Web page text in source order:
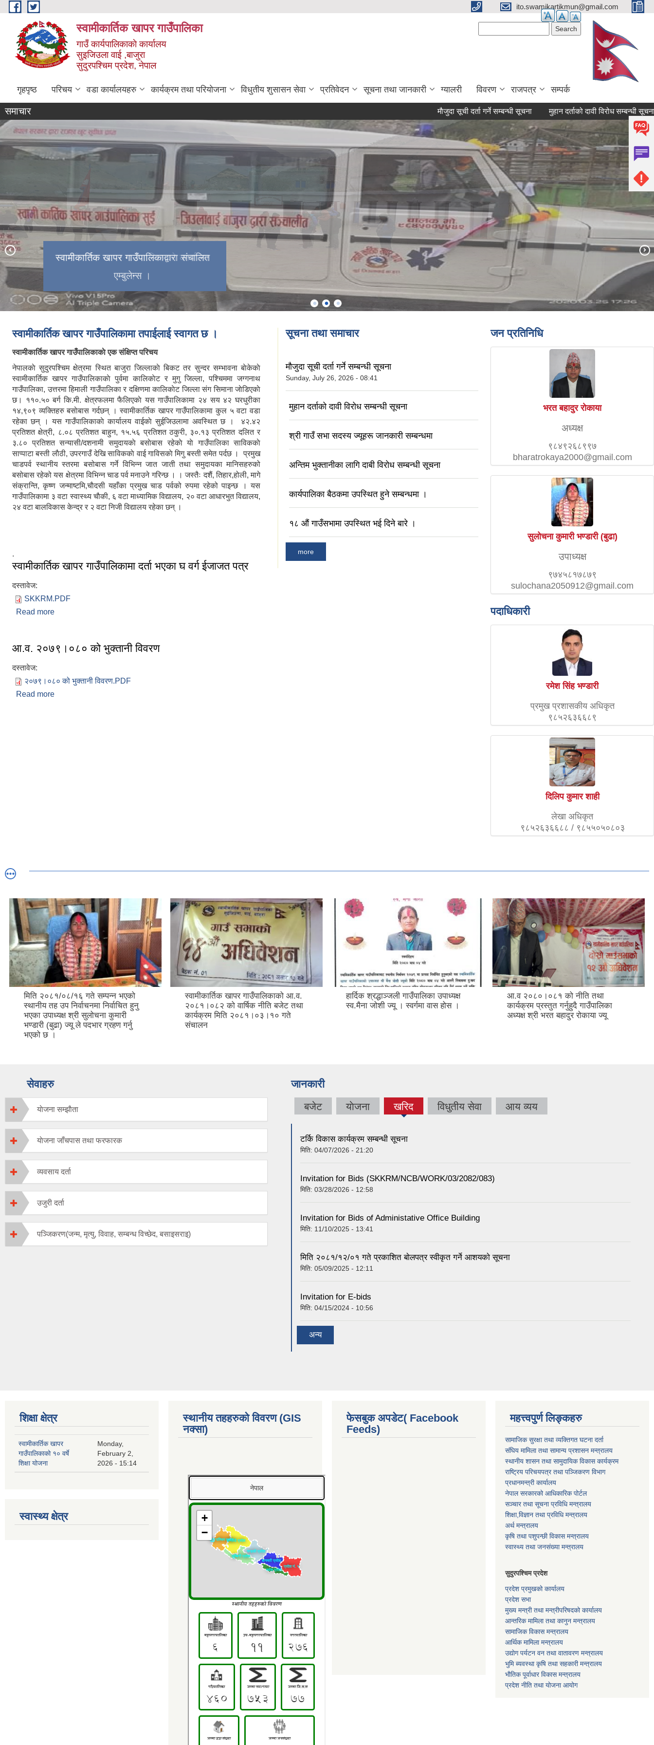
Skip to main content ito.swamikartikmun@gmail.com
स्वामीकार्तिक खापर गाउँपालिका
गाउँ कार्यपालिकाकाे कार्यालय
सुइजिउला वाई ,बाजुरा
सुदुरपश्चिम प्रदेश, नेपाल
गृहपृष्ठ परिचय वडा कार्यालयहरु कार्यक्रम तथा परियोजना विधुतीय शुसासन सेवा प्रतिवेदन सूचना तथा जानकारी ग्यालरी विवरण राजपत्र सम्पर्क
समाचार माैजुदा सूची दर्ता गर्ने सम्बन्धी सूचना मुहान दर्ताको दावी विरोध सम्बन्धी सूचना
स्वामीकार्तिक खापर गाउँपाालिकाकाे कार्यालय
।
स्वामीकार्तिक खापर गाउँपालिकाद्वारा संचालित
एम्बुलेन्स ।
स्वामीकार्तिक खापर गाउँपालिकामा तपाईलाई स्वागत छ ।
स्वामीकार्तिक खापर गाउँपालिकाकाे एक संक्षिप्त परिचय
नेपालकाे सुदुरपश्चिम क्षेत्रमा स्थित बाजुरा जिल्लाकाे बिकट तर सुन्दर सम्भावना बाेकेकाे
स्वामीकार्तिक खापर गाउँपालिकाकाे पुर्वमा कालिकाेट र मुगु जिल्ला, पश्चिममा जग्गनाथ
गाउँपालिका, उत्तरमा हिमाली गाउँपालिका र दक्षिणमा कालिकाेट जिल्ला संग सिमाना जाेडिएकाे
छ। ११०.५० बर्ग कि.मी. क्षेत्रफलमा फैलिएकाे यस गाउँपालिकामा २४ सय ४२ घरधुरीका
१४,९०९ व्यक्तिहरु बसाेबास गर्दछन् । स्वामीकार्तिक खापर गाउँपालिकामा कुल ५ वटा वडा
रहेका छन् । यस गाउँपालिकाकाे कार्यालय वाईकाे सुईजिउलामा अवस्थित छ । ४२.४२
प्रतिशत क्षेत्री, ८.०८ प्रतिशत बाहुन, १५.५६ प्रतिशत ठकुरी, ३०.१३ प्रतिशत दलित र
३.८० प्रतिशत सन्यासी/दशनामी समुदायकाे बसाेबास रहेकाे याे गाउँपालिका साविककाे
साप्पाटा बस्ती लाैठी, उपरगाउँ देखि साविककाे वाई गाविसकाे मिगु बस्ती समेत पर्दछ । प्रमुख
चाडपर्व स्थानीय स्तरमा बसोबास गर्ने विभिन्न जात जाती तथा समुदायका मानिसहरुको
बसोबास रहेको यस क्षेत्रमा विभिन्न चाड पर्व मनाउने गरिन्छ । । जस्तैः दशैं, तिहार,होली, मागे
संक्रान्ति, कृष्ण जन्माष्टमि,चाैदसी यहाँका प्रमुख चाड पर्वको रुपमा रहेको पाइन्छ । यस
गाउँपालिकामा ३ वटा स्वास्थ्य चाैकी, ६ वटा माध्यामिक विद्यालय, २० वटा आधारभुत विद्यालय,
२४ वटा बालविकास केन्द्र र २ वटा निजी विद्यालय रहेका छन् ।
‍.
स्वामीकार्तिक खापर गाउँपालिकामा दर्ता भएका घ वर्ग ईजाजत पत्र
दस्तावेज:
SKKRM.PDF
Read more
आ.व. २०७९।०८० को भुक्तानी विवरण
दस्तावेज:
२०७९।०८० को भुक्तानी विवरण.PDF
Read more
सूचना तथा समाचार
माैजुदा सूची दर्ता गर्ने सम्बन्धी सूचना
Sunday, July 26, 2026 - 08:41
मुहान दर्ताको दावी विरोध सम्बन्धी सूचना
श्री गाउँ सभा सदस्य ज्यूहरू जानकारी सम्बन्धमा
अन्तिम भुक्तानीका लागि दाबी विरोध सम्बन्धी सूचना
कार्यपालिका बैठकमा उपस्थित हुने सम्बन्धमा ।
१८ ‌‌औं गाउँसभामा उपस्थित भई दिने बारे ।
more
जन प्रतिनिधि
भरत बहादुर राेकाया
अध्यक्ष
९८४९२६८९९७
bharatrokaya2000@gmail.com
सुलोचना कुमारी भण्डारी (बुढा)
उपाध्यक्ष
९७४५८१७८७९
sulochana2050912@gmail.com
पदाधिकारी
रमेश सिंह भण्डारी
प्रमुख प्रशासकीय अधिकृत
९८५२६३६६८९
दिलिप कुमार शाही
लेखा अधिकृत
९८५२६३६६८८ / ९८५५०५०८०३
मिति २०८१/०८/१६ गते सम्पन्न भएको
स्थानीय तह उप निर्वाचनमा निर्वाचित हुनु
भएका उपाध्यक्ष श्री सुलोचना कुमारी
भण्डारी (बुढा) ज्यू ले पदभार ग्रहण गर्नु
भएको छ ।
स्वामीकार्तिक खापर गाउँपालिकाको आ.व.
२०८१।०८२ को वार्षिक नीति बजेट तथा
कार्यक्रम मिति २०८१।०३।१० गते
संचालन
हार्दिक श्रद्धाञ्जली गाउँपालिका उपाध्यक्ष
स्व.मैना जोशी ज्यू । स्वर्गमा वास होस ।
आ.व २०८०।०८१ को नीति तथा
कार्यक्रम प्रस्तुत गर्नुहुदै गाउँपालिका
अध्यक्ष श्री भरत बहादुर रोकाया ज्यू
सेवाहरु
याेजना सम्झाैता
याेजना जाँचपास तथा फरफारक
व्यवसाय दर्ता
उजुरी दर्ता
पञ्जिकरण(जन्म, मृत्यु, विवाह, सम्बन्ध विच्छेद, बसाइसराइ)
जानकारी
बजेट याेजना खरिद
(active
विधुतीय सेवा आय व्यय
टर्कि विकास कार्यक्रम सम्बन्धी सूचना
मिति: 04/07/2026 - 21:20
Invitation for Bids (SKKRM/NCB/WORK/03/2082/083)
मिति: 03/28/2026 - 12:58
Invitation for Bids of Administative Office Building
मिति: 11/10/2025 - 13:41
मिति २०८१/१२/०१ गते प्रकाशित बाेलपत्र स्वीकृत गर्ने आशयकाे सूचना
मिति: 05/09/2025 - 12:11
Invitation for E-bids
मिति: 04/15/2024 - 10:56
अन्य
शिक्षा क्षेत्र
स्वामीकार्तिक खापर
गाउँपालिकाको १० वर्षे
शिक्षा योजना
Monday,
February 2,
2026 - 15:14
स्वास्थ्य क्षेत्र
स्थानीय तहहरुको विवरण (GIS
नक्सा)
फेसबुक अपडेट( Facebook
Feeds)
महत्त्वपुर्ण लिङ्कहरु
सामाजिक सुरक्षा तथा व्यक्तिगत घटना दर्ता
संघिय मामिला तथा सामान्य प्रशासन मन्त्रालय
स्थानीय शासन तथा सामुदायिक विकास कार्यक्रम
राष्ट्रिय परिचयपत्र तथा पञ्जिकरण विभाग
प्रधानमन्त्री कार्यालय
नेपाल सरकारको आधिकारिक पोर्टल
सञ्‍चार तथा सूचना प्रविधि मन्त्रालय
शिक्षा,विज्ञान तथा प्रविधि मन्त्रालय
अर्थ मन्त्रालय
कृषि तथा पशुपन्छी विकास मन्त्रालय
स्वास्थ्य तथा जनसंख्या मन्त्रालय
सुदुरपश्चिम प्रदेश
प्रदेश प्रमुखको कार्यालय
प्रदेश सभा
मुख्य मन्त्री तथा मन्त्रीपरिषदको कार्यालय
आन्तरिक मामिला तथा कानुन मन्त्रालय
सामाजिक विकास मन्त्रालय
आर्थिक मामिला मन्त्रालय
उद्याेग पर्यटन वन तथा वातावरण मन्त्रालय
भुमि ब्यवस्था कृषि तथा सहकारी मन्त्रालय
भाैतिक पूर्वाधार विकास मन्त्रालय
प्रदेश नीति तथा योजना आयोग